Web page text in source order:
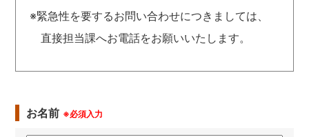
※緊急性を要するお問い合わせにつきましては、
直接担当課へお電話をお願いいたします。
お名前 ※必須入力